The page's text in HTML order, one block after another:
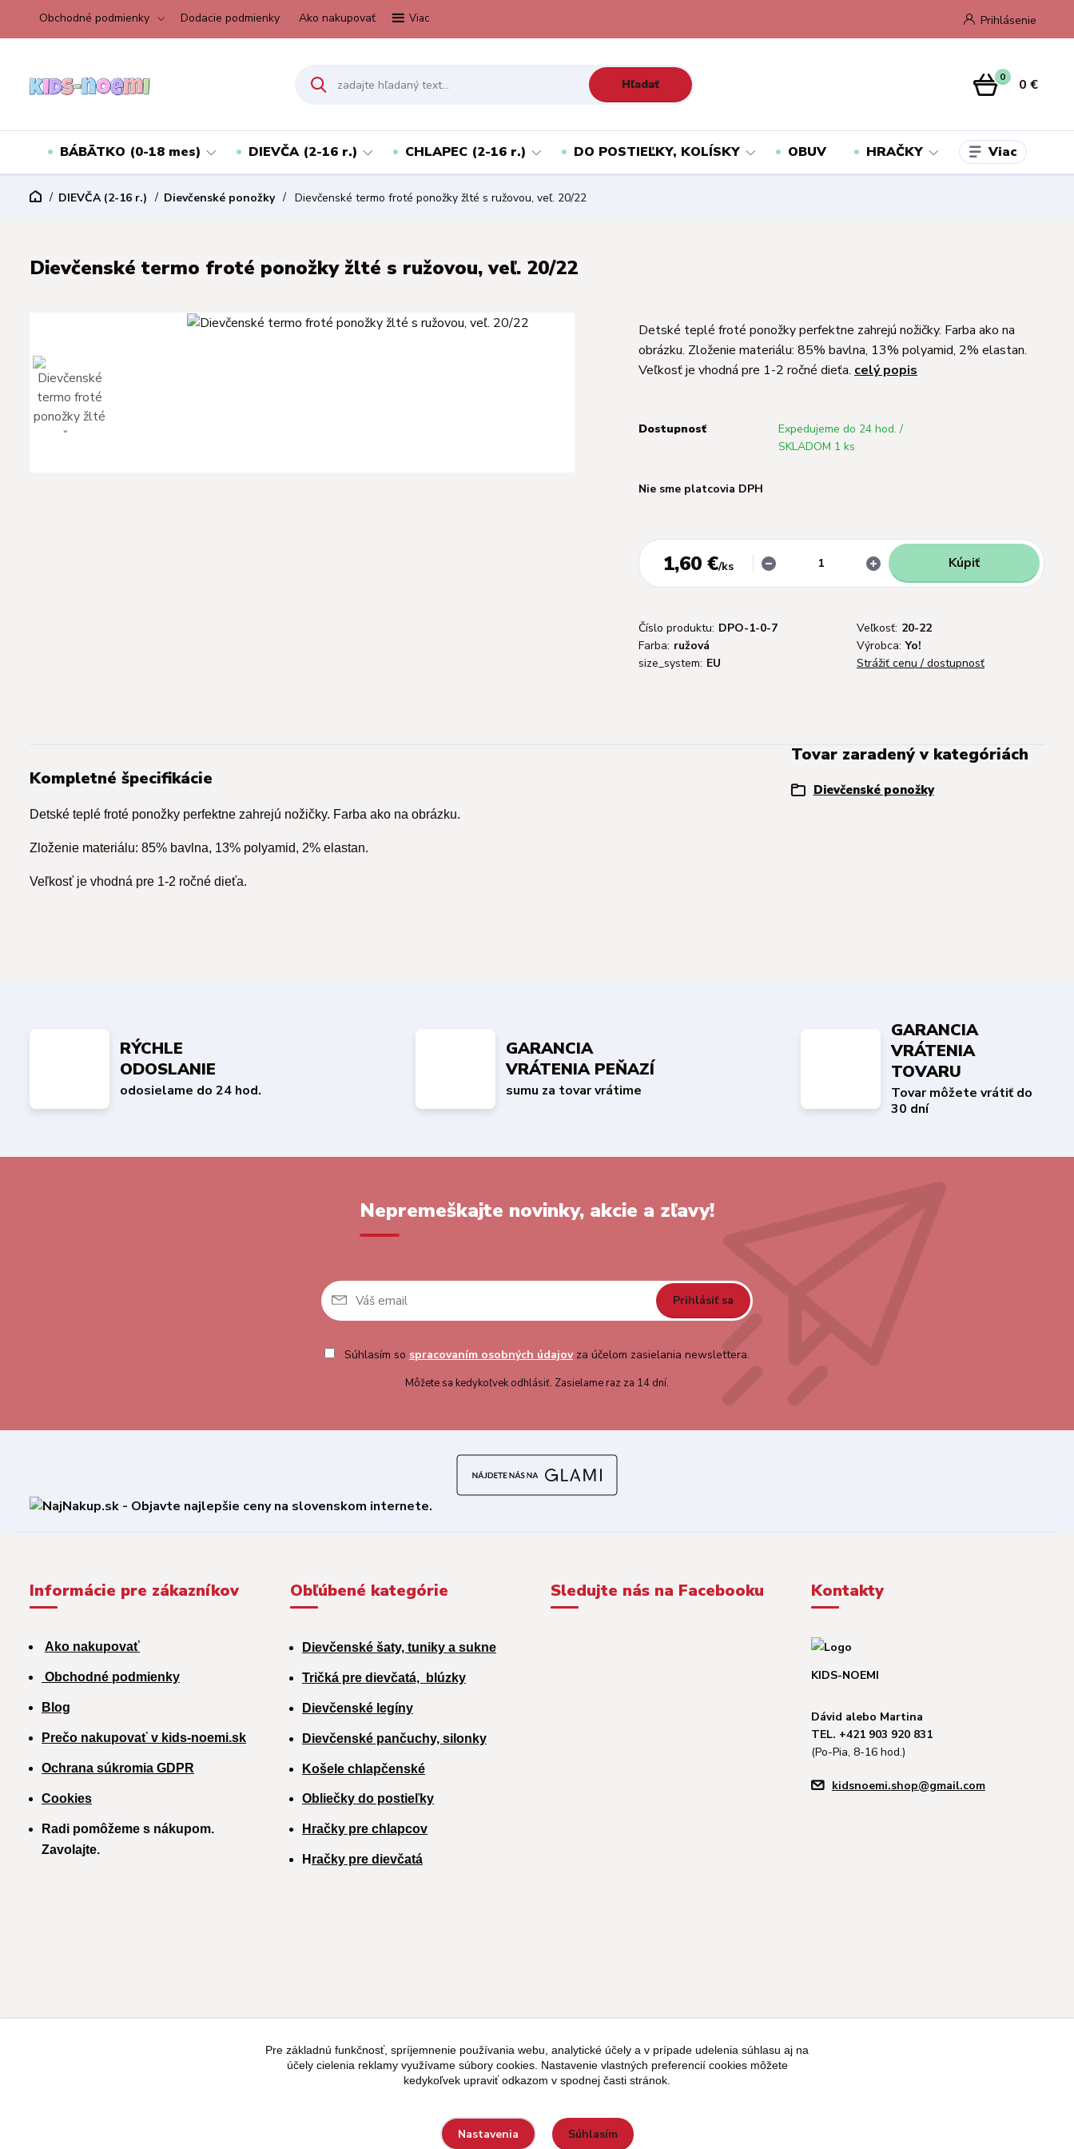
Obchodné podmienky Dodacie podmienky Ako nakupovať Viac Prihlásenie
Hľadať 0 0 €
BÁBÄTKO (0-18 mes) DIEVČA (2-16 r.) CHLAPEC (2-16 r.) DO POSTIEĽKY, KOLÍSKY OBUV HRAČKY Viac
DIEVČA (2-16 r.) Dievčenské ponožky Dievčenské termo froté ponožky žlté s ružovou, veľ. 20/22
Dievčenské termo froté ponožky žlté s ružovou, veľ. 20/22
Detské teplé froté ponožky perfektne zahrejú nožičky. Farba ako na
obrázku. Zloženie materiálu: 85% bavlna, 13% polyamid, 2% elastan.
Veľkosť je vhodná pre 1-2 ročné dieťa. celý popis
Dostupnosť
Expedujeme do 24 hod. /
SKLADOM 1 ks
Nie sme platcovia DPH
1,60 €/ks Kúpiť
Číslo produktu: DPO-1-0-7 Veľkosť: 20-22
Farba: ružová Výrobca: Yo!
size_system: EU Strážiť cenu / dostupnosť
Kompletné špecifikácie
Detské teplé froté ponožky perfektne zahrejú nožičky. Farba ako na obrázku.
Zloženie materiálu: 85% bavlna, 13% polyamid, 2% elastan.
Veľkosť je vhodná pre 1-2 ročné dieťa.
Tovar zaradený v kategóriách
Dievčenské ponožky
RÝCHLE
ODOSLANIE
odosielame do 24 hod.
GARANCIA
VRÁTENIA PEŇAZÍ
sumu za tovar vrátime
GARANCIA
VRÁTENIA
TOVARU
Tovar môžete vrátiť do
30 dní
Nepremeškajte novinky, akcie a zľavy!
Prihlásiť sa
Súhlasím so spracovaním osobných údajovza účelom zasielania newslettera.
Môžete sa kedykoľvek odhlásiť. Zasielame raz za 14 dní.
Informácie pre zákazníkov
Ako nakupovať
Obchodné podmienky
Blog
Prečo nakupovať v kids-noemi.sk
Ochrana súkromia GDPR
Cookies
Radi pomôžeme s nákupom.
Zavolajte.
Obľúbené kategórie
Dievčenské šaty, tuniky a sukne
Tričká pre dievčatá, blúzky
Dievčenské legíny
Dievčenské pančuchy, silonky
Košele chlapčenské
Obliečky do postieľky
Hračky pre chlapcov
H račky pre dievčatá
Sledujte nás na Facebooku Kontakty
KIDS-NOEMI
Dávid alebo Martina
TEL. +421 903 920 831
(Po-Pia, 8-16 hod.)
kidsnoemi.shop@gmail.com
Pre základnú funkčnosť, spríjemnenie používania webu, analytické účely a v prípade udelenia súhlasu aj na
účely cielenia reklamy využívame súbory cookies. Nastavenie vlastných preferencií cookies môžete
kedykoľvek upraviť odkazom v spodnej časti stránok.
Nastavenia Súhlasím